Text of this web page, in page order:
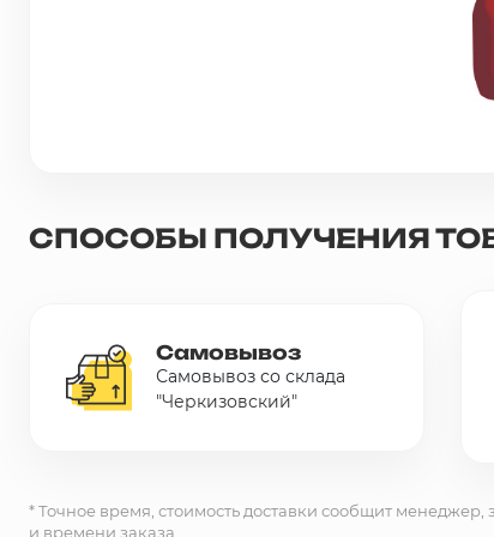
СПОСОБЫ ПОЛУЧЕНИЯ
Самовывоз
Самовывоз со склада
"Черкизовский"
* Точное время, стоимость доставки сообщит менеджер,
и времени заказа.